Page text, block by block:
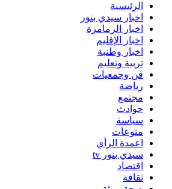
الرئيسية
اخبار سيدي بنور
اخبار الزمامرة
اخبار الإقليم
اخبار وطنبة
تربية وتعليم
فن وجمعيات
رياضة
مجتمع
حوادث
سياسة
منوعات
اعمدة الرأي
سيدي بنور tv
اقتصاد
ثقافة